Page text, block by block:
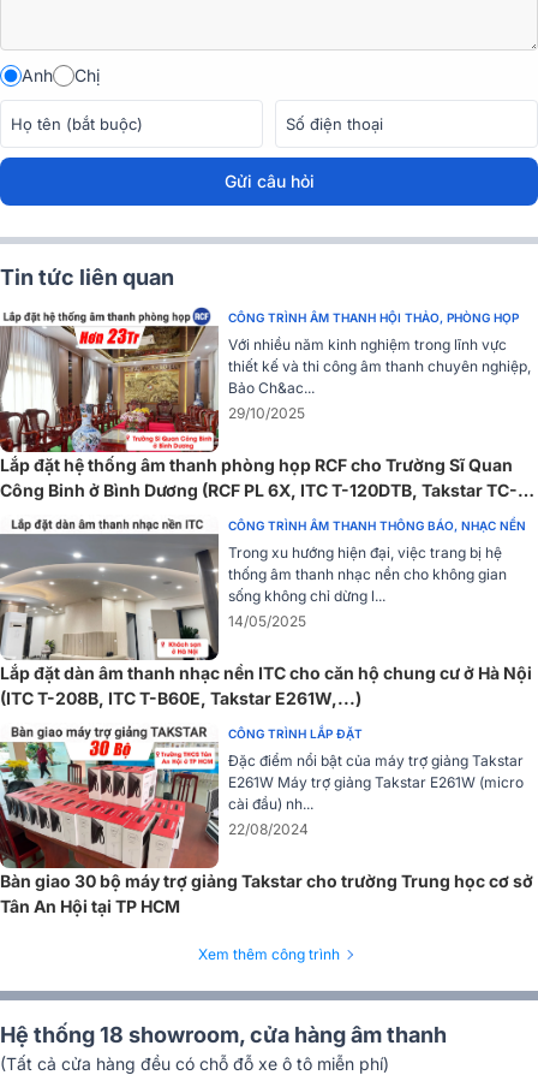
Độ nhạy cao
Micro thu âmTakstar SM-18 PURE có độ nhạy cao giúp thu được
những chi tiết âm thanh tinh tế, ngay cả những âm nhỏ nhất. Điều
này đặc biệt hữu ích trong các môi trường ghi âm đòi hỏi độ chính
xác cao, như phòng thu hoặc phát sóng trực tiếp.
Xử lý SPL tuyệt vời
Micro thu âm Takstar SM-18 PURE được thiết kế để xử lý mức áp
suất âm thanh (SPL) cao mà không bị méo tiếng. Tính năng này
đảm bảo khả năng thu âm chất lượng trong các nguồn âm thanh
lớn, từ nhạc cụ như trống hoặc guitar điện đến giọng hát mạnh mẽ.
Anh Chị
Gửi câu hỏi
Tin tức liên quan
CÔNG TRÌNH ÂM THANH HỘI THẢO, PHÒNG HỌP
Với nhiều năm kinh nghiệm trong lĩnh vực
thiết kế và thi công âm thanh chuyên nghiệp,
Bảo Ch&ac...
29/10/2025
Lắp đặt hệ thống âm thanh phòng họp RCF cho Trường Sĩ Quan
Công Binh ở Bình Dương (RCF PL 6X, ITC T-120DTB, Takstar TC-
2R, TC-TH)
CÔNG TRÌNH ÂM THANH THÔNG BÁO, NHẠC NỀN
Trong xu hướng hiện đại, việc trang bị hệ
thống âm thanh nhạc nền cho không gian
sống không chỉ dừng l...
14/05/2025
Lắp đặt dàn âm thanh nhạc nền ITC cho căn hộ chung cư ở Hà Nội
(ITC T-208B, ITC T-B60E, Takstar E261W,...)
CÔNG TRÌNH LẮP ĐẶT
Đặc điểm nổi bật của máy trợ giảng Takstar
E261W Máy trợ giảng Takstar E261W (micro
cài đầu) nh...
22/08/2024
Bàn giao 30 bộ máy trợ giảng Takstar cho trường Trung học cơ sở
Tân An Hội tại TP HCM
Xem thêm công trình
Hệ thống 18 showroom, cửa hàng âm thanh
(Tất cả cửa hàng đều có chỗ đỗ xe ô tô miễn phí)